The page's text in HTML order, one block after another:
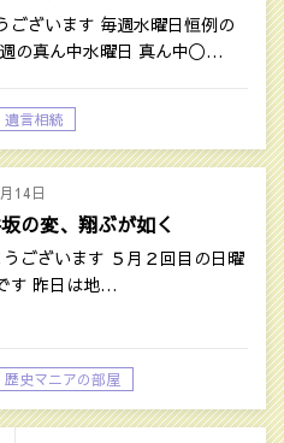
ございます 毎週水曜日恒例の
の真ん中水曜日 真ん中〇…
遺言相続
14日
の変、翔ぶが如く
うございます ５月２回目の日曜
す 昨日は地…
歴史マニアの部屋